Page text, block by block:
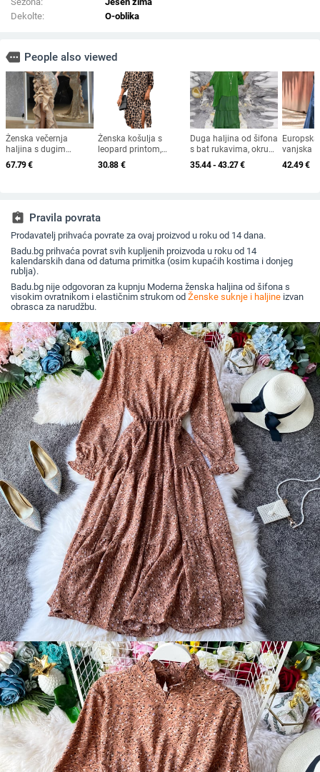
Dekolte:
O-oblika
more People also viewed
Ženska večernja
haljina s dugim
rukavima, visokim
strukom, duga suknja,
67.79€
Ženska košulja s
leopard printom,
europska i američka
vanjska trgovina,
ženska midi haljina s
razdjelnim uzorkom
30.88 €
Duga haljina od šifona
s bat rukavima, okrugli
izrez, proljeće 2024
35.44 - 43.27€
vanjska
ženska
Amazon
42.49€
assignment_return Pravila povrata
Prodavatelj prihvaća povrate za ovaj proizvod u roku od 14 dana.
Badu.bg prihvaća povrat svih kupljenih proizvoda u roku od 14
kalendarskih dana od datuma primitka (osim kupaćih kostima i donjeg
rublja).
Badu.bg nije odgovoran za kupnju Moderna ženska haljina od šifona s
visokim ovratnikom i elastičnim strukom od Ženske suknje i haljine izvan
obrasca za narudžbu.